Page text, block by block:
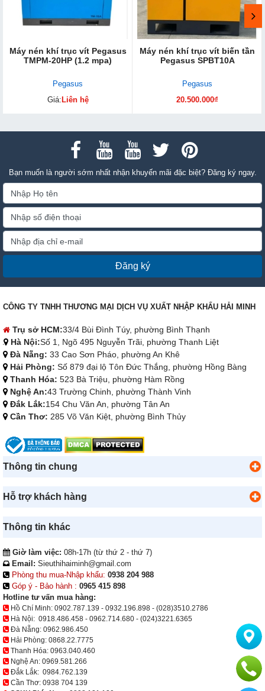
Máy nén khí trục vít Pegasus
TMPM-20HP (1.2 mpa)
Pegasus
Giá:Liên hệ
Máy nén khí trục vít biến tần
Pegasus SPBT10A
Pegasus
20.500.000₫
Bạn muốn là người sớm nhất nhận khuyến mãi đặc biệt? Đăng ký ngay.
Đăng ký
CÔNG TY TNHH THƯƠNG MẠI DỊCH VỤ XUẤT NHẬP KHẨU HẢI MINH
Trụ sở HCM:33/4 Bùi Đình Túy, phường Bình Thạnh
Hà Nội:Số 1, Ngõ 495 Nguyễn Trãi, phường Thanh Liệt
Đà Nẵng: 33 Cao Sơn Pháo, phường An Khê
Hải Phòng: Số 879 đại lộ Tôn Đức Thắng, phường Hồng Bàng
Thanh Hóa: 523 Bà Triệu, phường Hàm Rồng
Nghệ An:43 Trường Chinh, phường Thành Vinh
Đắk Lắk:154 Chu Văn An, phường Tân An
Cần Thơ: 285 Võ Văn Kiệt, phường Bình Thủy
Thông tin chung
Hỗ trợ khách hàng
Thông tin khác
Giờ làm việc: 08h-17h (từ thứ 2 - thứ 7)
Email: Sieuthihaiminh@gmail.com
Phòng thu mua-Nhập khẩu: 0938 204 988
Góp ý - Bảo hành : 0965 415 898
Hotline tư vấn mua hàng:
Hồ Chí Minh: 0902.787.139 - 0932.196.898 - (028)3510.2786
Hà Nội: 0918.486.458 - 0962.714.680 - (024)3221.6365
Đà Nẵng: 0962.986.450
Hải Phòng: 0868.22.7775
Thanh Hóa: 0963.040.460
Nghệ An: 0969.581.266
Đắk Lắk: 0984.762.139
Cần Thơ: 0938 704 139